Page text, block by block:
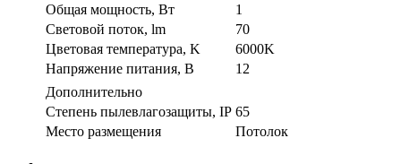
Общая мощность, Вт
1
Световой поток, lm
70
Цветовая температура, K
6000K
Напряжение питания, В
12
Дополнительно
Степень пылевлагозащиты, IP 65
Место размещения
Потолок